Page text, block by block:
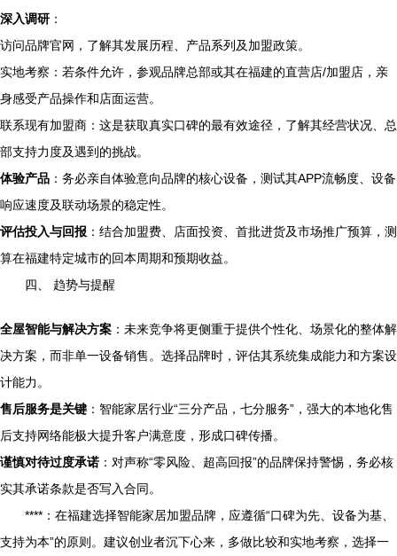
深入调研 ：
访问品牌官网，了解其发展历程、产品系列及加盟政策。
实地考察：若条件允许，参观品牌总部或其在福建的直营店/加盟店，亲
身感受产品操作和店面运营。
联系现有加盟商：这是获取真实口碑的最有效途径，了解其经营状况、总
部支持力度及遇到的挑战。
体验产品 ：务必亲自体验意向品牌的核心设备，测试其APP流畅度、设备
响应速度及联动场景的稳定性。
评估投入与回报 ：结合加盟费、店面投资、首批进货及市场推广预算，测
算在福建特定城市的回本周期和预期收益。
四、 趋势与提醒
全屋智能与解决方案 ：未来竞争将更侧重于提供个性化、场景化的整体解
决方案，而非单一设备销售。选择品牌时，评估其系统集成能力和方案设
计能力。
售后服务是关键 ：智能家居行业“三分产品，七分服务”，强大的本地化售
后支持网络能极大提升客户满意度，形成口碑传播。
谨慎对待过度承诺 ：对声称“零风险、超高回报”的品牌保持警惕，务必核
实其承诺条款是否写入合同。
****：在福建选择智能家居加盟品牌，应遵循“口碑为先、设备为基、
支持为本”的原则。建议创业者沉下心来，多做比较和实地考察，选择一